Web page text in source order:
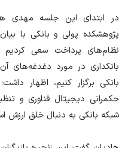
در ابتدای این جلسه مهدی
پژوهشکده پولی و بانکی با
نظام‌های پرداخت سعی کردیم
بانکداری در مورد دغدغه‌های
بانکی برگزار کنیم، اظهار
حکمرانی دیجیتال فناوری و
شبکه بانکی به دنبال خلق ارزش